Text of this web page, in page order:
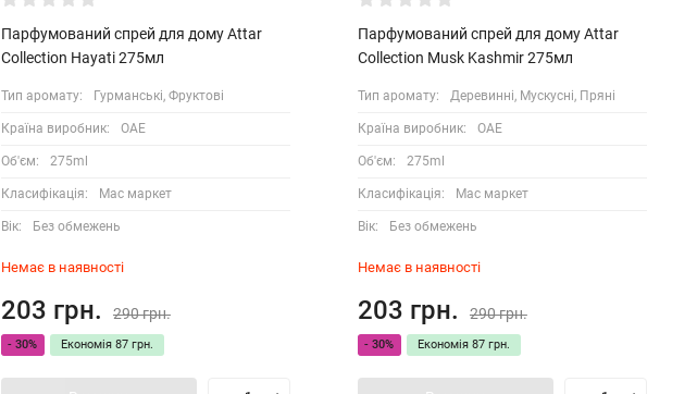
Парфумований спрей для дому Attar
Collection Hayati 275мл
Тип аромату: Гурманські, Фруктові
Країна виробник: ОАЕ
Об'єм: 275ml
Класифікація: Мас маркет
Вік: Без обмежень
Немає в наявності
203 грн. 290 грн.
- 30% Економія 87 грн.
Парфумований спрей для дому Attar
Collection Musk Kashmir 275мл
Тип аромату: Деревинні, Мускусні, Пряні
Країна виробник: ОАЕ
Об'єм: 275ml
Класифікація: Мас маркет
Вік: Без обмежень
Немає в наявності
203 грн. 290 грн.
- 30% Економія 87 грн.